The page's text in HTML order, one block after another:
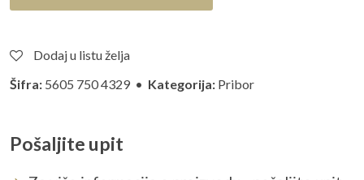
Dodaj u listu želja
Šifra: 5605 750 4329 • Kategorija: Pribor
Pošaljite upit